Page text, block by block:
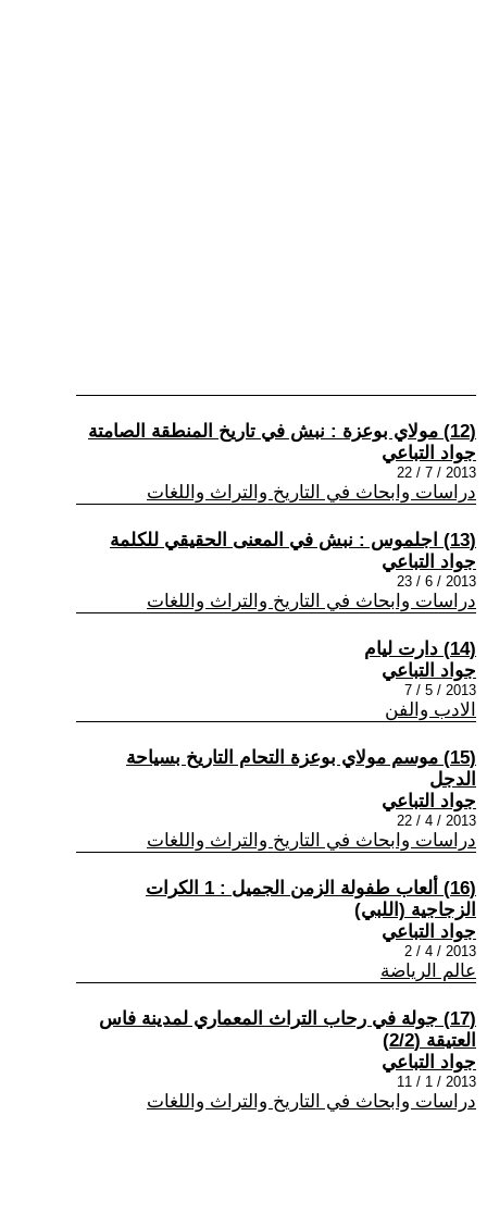
(12) مولاي بوعزة : نبش في تاريخ المنطقة الصامتة
جواد التباعي
2013 / 7 / 22
دراسات وابحاث في التاريخ والتراث واللغات
(13) اجلموس : نبش في المعنى الحقيقي للكلمة
جواد التباعي
2013 / 6 / 23
دراسات وابحاث في التاريخ والتراث واللغات
(14) دارت ليام
جواد التباعي
2013 / 5 / 7
الادب والفن
(15) موسم مولاي بوعزة التحام التاريخ بسياحة
الدجل
جواد التباعي
2013 / 4 / 22
دراسات وابحاث في التاريخ والتراث واللغات
(16) ألعاب طفولة الزمن الجميل : 1 الكرات
الزجاجية (اللبي)
جواد التباعي
2013 / 4 / 2
عالم الرياضة
(17) جولة في رحاب التراث المعماري لمدينة فاس
العتيقة (2/2)
جواد التباعي
2013 / 1 / 11
دراسات وابحاث في التاريخ والتراث واللغات